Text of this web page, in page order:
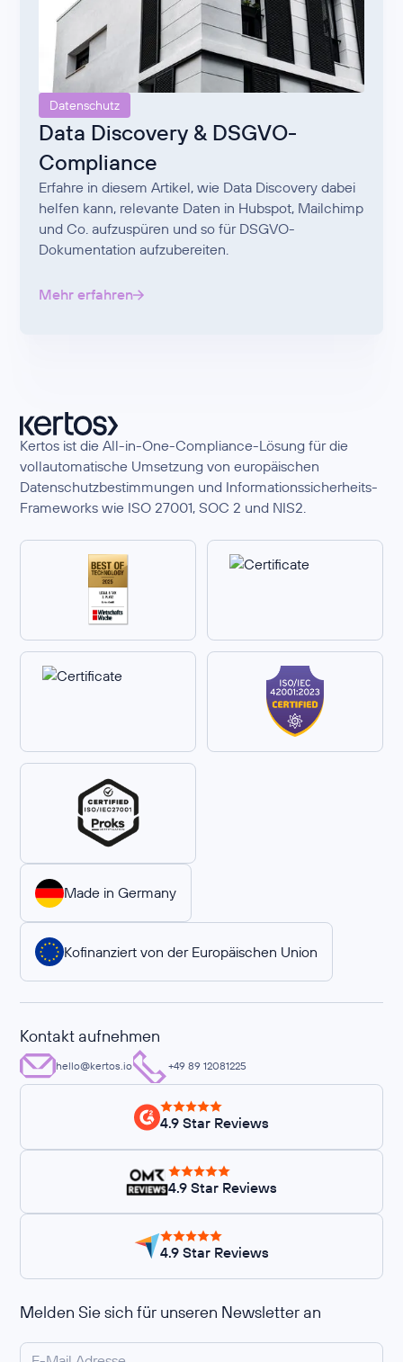
Datenschutz
Data Discovery & DSGVO-
Compliance
Erfahre in diesem Artikel, wie Data Discovery dabei
helfen kann, relevante Daten in Hubspot, Mailchimp
und Co. aufzuspüren und so für DSGVO-
Dokumentation aufzubereiten.
Mehr erfahren
Kertos ist die All-in-One-Compliance-Lösung für die
vollautomatische Umsetzung von europäischen
Datenschutzbestimmungen und Informationssicherheits-
Frameworks wie ISO 27001, SOC 2 und NIS2.
Made in Germany
Kofinanziert von der Europäischen Union
Kontakt aufnehmen
hello@kertos.io +49 89 12081225
4.9 Star Reviews
4.9 Star Reviews
4.9 Star Reviews
Melden Sie sich für unseren Newsletter an